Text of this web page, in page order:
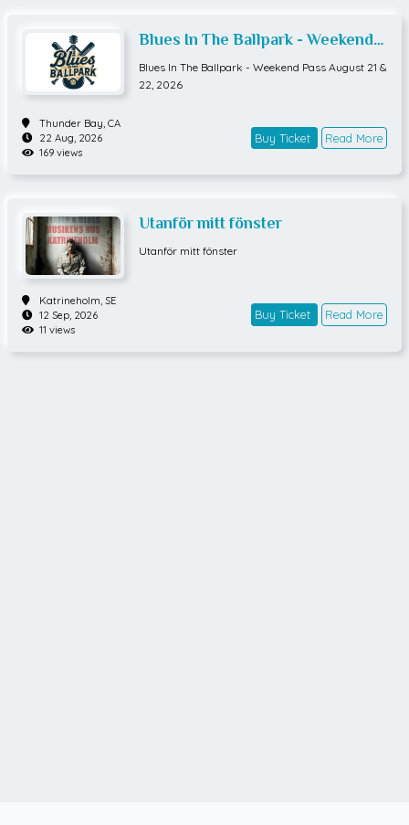
Blues In The Ballpark - Weekend
Pass August 21 & 22, 2026
Blues In The Ballpark - Weekend Pass August 21 &
22, 2026
Thunder Bay, CA
22 Aug, 2026
169 views
Buy Ticket Read More
Utanför mitt fönster
Utanför mitt fönster
Katrineholm, SE
12 Sep, 2026
11 views
Buy Ticket Read More